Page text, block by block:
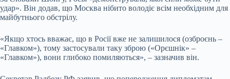
удар». Він додав, що Москва нібито володіє всім необхідним для
майбутнього обстрілу.
«Якщо хтось вважає, що в Росії вже не залишилося (озброєнь –
«Главком»), тому застосували таку зброю («Орєшнік» –
«Главком»), вони глибоко помиляються», – зазначив він.